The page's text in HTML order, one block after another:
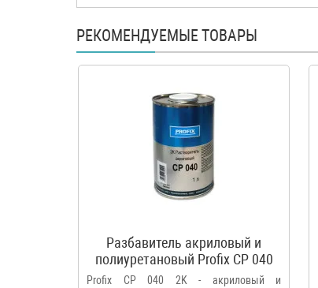
РЕКОМЕНДУЕМЫЕ ТОВАРЫ
Разбавитель акриловый и
полиуретановый Profix CP 040
2K
Profix CP 040 2K - акриловый и